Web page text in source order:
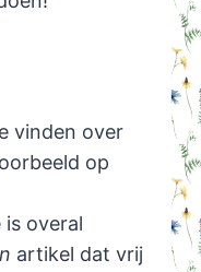
vinden over
op
overal
artikel dat vrij